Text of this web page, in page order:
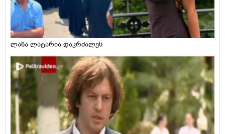
ლანა ლატარია დაკრძალეს